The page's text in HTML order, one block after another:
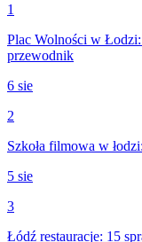
1
Plac Wolności w
przewodnik
6 sie
2
Szkoła filmowa w
5 sie
3
Łódź restauracje: 15